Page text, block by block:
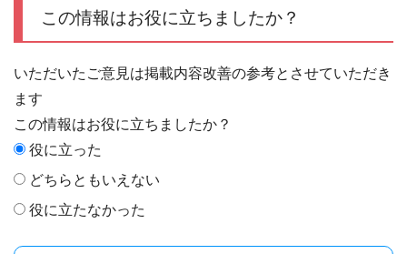
この情報はお役に立ちましたか？
いただいたご意見は掲載内容改善の参考とさせていただき
ます
この情報はお役に立ちましたか？
役に立った
どちらともいえない
役に立たなかった